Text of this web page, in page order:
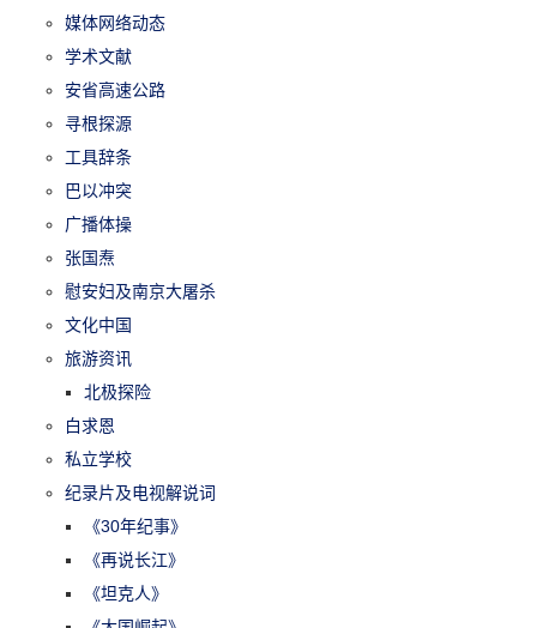
媒体网络动态
学术文献
安省高速公路
寻根探源
工具辞条
巴以冲突
广播体操
张国焘
慰安妇及南京大屠杀
文化中国
旅游资讯
北极探险
白求恩
私立学校
纪录片及电视解说词
《30年纪事》
《再说长江》
《坦克人》